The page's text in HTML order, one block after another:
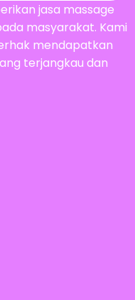
jasa massage
masyarakat. Kami
mendapatkan
terjangkau dan